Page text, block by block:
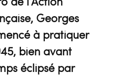
Georges
à pratiquer
bien avant
éclipsé par